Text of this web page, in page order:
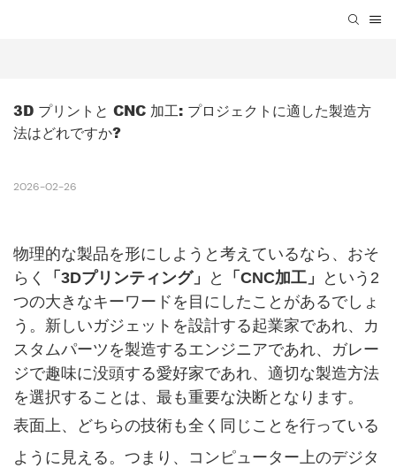
3D プリントと CNC 加工: プロジェクトに適した製造方
法はどれですか?
2026-02-26
物理的な製品を形にしようと考えているなら、おそ
らく
「3Dプリンティング」 と 「CNC加工」
という2
つの大きなキーワードを目にしたことがあるでしょ
う。新しいガジェットを設計する起業家であれ、カ
スタムパーツを製造するエンジニアであれ、ガレー
ジで趣味に没頭する愛好家であれ、適切な製造方法
を選択することは、最も重要な決断となります。
表面上、どちらの技術も全く同じことを行っている
ように見える。つまり、コンピューター上のデジタ